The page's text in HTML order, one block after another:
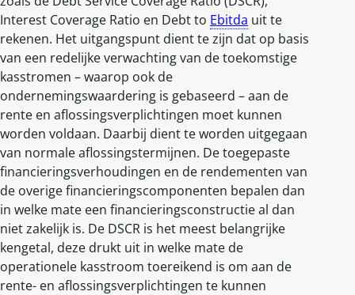
Interest Coverage Ratio en Debt to Ebitda uit te
rekenen. Het uitgangspunt dient te zijn dat op basis
van een redelijke verwachting van de toekomstige
kasstromen – waarop ook de
ondernemingswaardering is gebaseerd – aan de
rente en aflossingsverplichtingen moet kunnen
worden voldaan. Daarbij dient te worden uitgegaan
van normale aflossingstermijnen. De toegepaste
financieringsverhoudingen en de rendementen van
de overige financieringscomponenten bepalen dan
in welke mate een financieringsconstructie al dan
niet zakelijk is. De DSCR is het meest belangrijke
kengetal, deze drukt uit in welke mate de
operationele kasstroom toereikend is om aan de
rente- en aflossingsverplichtingen te kunnen